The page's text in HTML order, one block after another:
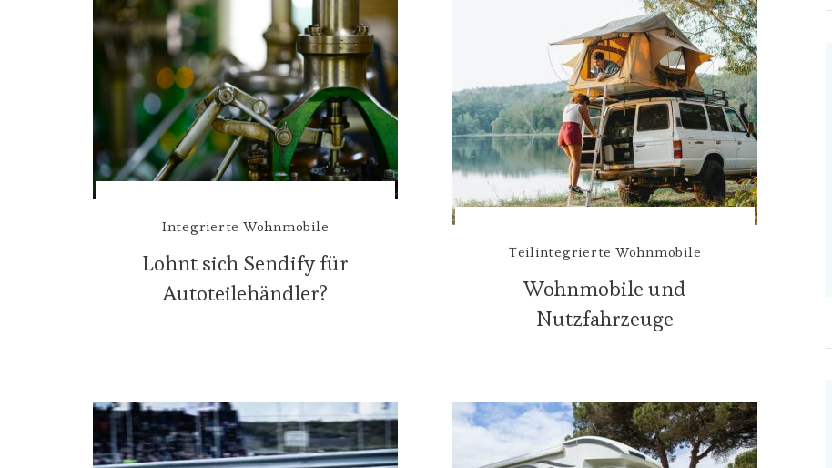
Integrierte Wohnmobile
Lohnt sich Sendify für
Autoteilehändler?
Teilintegrierte Wohnmobile
Wohnmobile und
Nutzfahrzeuge